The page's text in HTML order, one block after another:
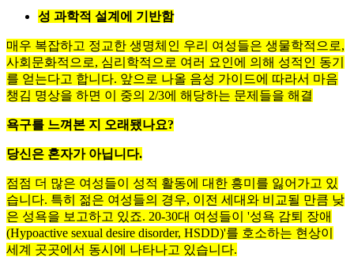
성 과학적 설계에 기반함
매우 복잡하고 정교한 생명체인 우리 여성들은 생물학적으로,
사회문화적으로, 심리학적으로 여러 요인에 의해 성적인 동기
를 얻는다고 합니다. 앞으로 나올 음성 가이드에 따라서 마음
챙김 명상을 하면 이 중의 2/3에 해당하는 문제들을 해결
욕구를 느껴본 지 오래됐나요?
당신은 혼자가 아닙니다.
점점 더 많은 여성들이 성적 활동에 대한 흥미를 잃어가고 있
습니다. 특히 젊은 여성들의 경우, 이전 세대와 비교될 만큼 낮
은 성욕을 보고하고 있죠. 20-30대 여성들이 '성욕 감퇴 장애
(Hypoactive sexual desire disorder, HSDD)'를 호소하는 현상이
세계 곳곳에서 동시에 나타나고 있습니다.